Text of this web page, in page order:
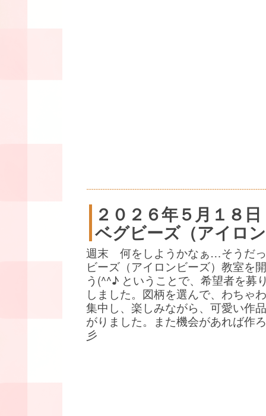
２０２６年５月１８日
ベグビーズ（アイロ
週末 何をしようかなぁ…そうだ
ビーズ（アイロンビーズ）教室を
う(^^♪ ということで、希望者を募
しました。図柄を選んで、わちゃ
集中し、楽しみながら、可愛い作
がりました。また機会があれば作
彡